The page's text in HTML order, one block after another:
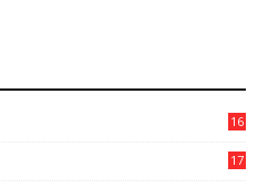
16
17